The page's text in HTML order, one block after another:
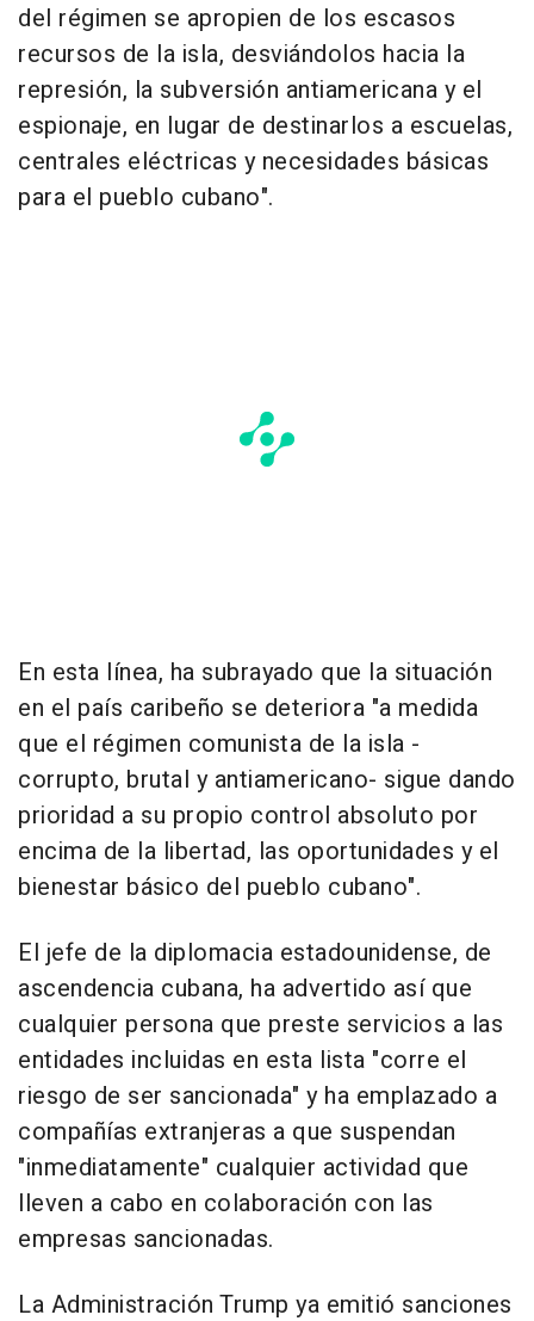
del régimen se apropien de los escasos
recursos de la isla, desviándolos hacia la
represión, la subversión antiamericana y el
espionaje, en lugar de destinarlos a escuelas,
centrales eléctricas y necesidades básicas
para el pueblo cubano".
En esta línea, ha subrayado que la situación
en el país caribeño se deteriora "a medida
que el régimen comunista de la isla -
corrupto, brutal y antiamericano- sigue dando
prioridad a su propio control absoluto por
encima de la libertad, las oportunidades y el
bienestar básico del pueblo cubano".
El jefe de la diplomacia estadounidense, de
ascendencia cubana, ha advertido así que
cualquier persona que preste servicios a las
entidades incluidas en esta lista "corre el
riesgo de ser sancionada" y ha emplazado a
compañías extranjeras a que suspendan
"inmediatamente" cualquier actividad que
lleven a cabo en colaboración con las
empresas sancionadas.
La Administración Trump ya emitió sanciones